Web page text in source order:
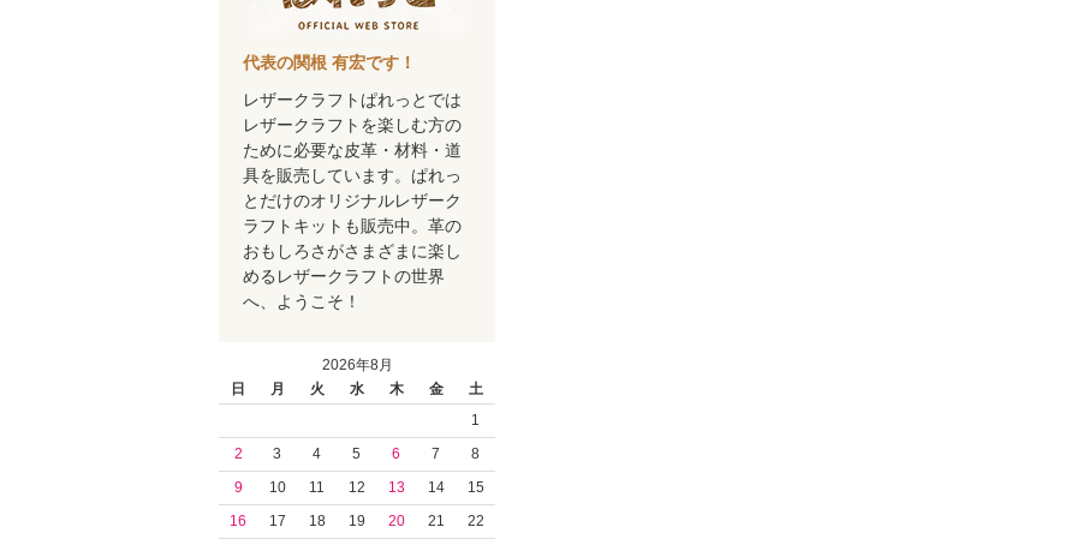
代表の関根 有宏です！
レザークラフトぱれっとでは
レザークラフトを楽しむ方の
ために必要な皮革・材料・道
具を販売しています。ぱれっ
とだけのオリジナルレザーク
ラフトキットも販売中。革の
おもしろさがさまざまに楽し
めるレザークラフトの世界
へ、ようこそ！
2026年8月
日
月 火 水 木 金
土
1
2
3 4 5 6 7
8
9
10 11 12 13 14
15
16
17 18 19 20 21
22